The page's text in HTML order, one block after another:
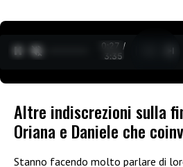
0:28 /
3:35
Altre indiscrezioni sulla
Oriana e Daniele che
Stanno facendo molto parlare di